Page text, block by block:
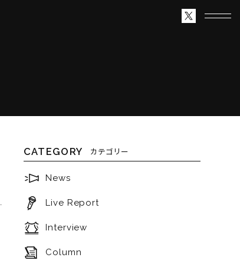
CATEGORY カテゴリー
News
Live Report
Interview
Column